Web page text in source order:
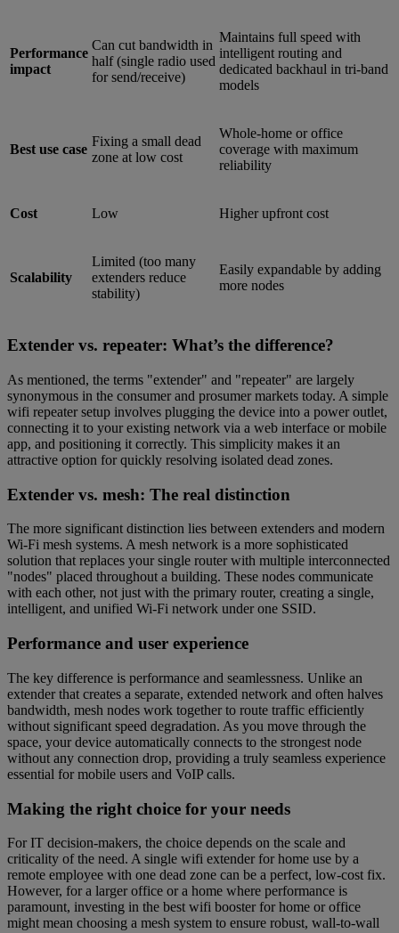
Performance
impact
Can cut bandwidth in
half (single radio used
for send/receive)
Maintains full speed with
intelligent routing and
dedicated backhaul in tri-band
models
Best use case
Fixing a small dead
zone at low cost
Whole-home or office
coverage with maximum
reliability
Cost Low Higher upfront cost
Scalability
Limited (too many
extenders reduce
stability)
Easily expandable by adding
more nodes
Extender vs. repeater: What’s the difference?
As mentioned, the terms "extender" and "repeater" are largely
synonymous in the consumer and prosumer markets today. A simple
wifi repeater setup involves plugging the device into a power outlet,
connecting it to your existing network via a web interface or mobile
app, and positioning it correctly. This simplicity makes it an
attractive option for quickly resolving isolated dead zones.
Extender vs. mesh: The real distinction
The more significant distinction lies between extenders and modern
Wi-Fi mesh systems. A mesh network is a more sophisticated
solution that replaces your single router with multiple interconnected
"nodes" placed throughout a building. These nodes communicate
with each other, not just with the primary router, creating a single,
intelligent, and unified Wi-Fi network under one SSID.
Performance and user experience
The key difference is performance and seamlessness. Unlike an
extender that creates a separate, extended network and often halves
bandwidth, mesh nodes work together to route traffic efficiently
without significant speed degradation. As you move through the
space, your device automatically connects to the strongest node
without any connection drop, providing a truly seamless experience
essential for mobile users and VoIP calls.
Making the right choice for your needs
For IT decision-makers, the choice depends on the scale and
criticality of the need. A single wifi extender for home use by a
remote employee with one dead zone can be a perfect, low-cost fix.
However, for a larger office or a home where performance is
paramount, investing in the best wifi booster for home or office
might mean choosing a mesh system to ensure robust, wall-to-wall